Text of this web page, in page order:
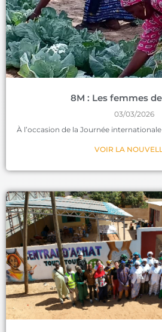
8M : Les femmes
03/03/2026
À l’occasion de la Journée
VOIR LA